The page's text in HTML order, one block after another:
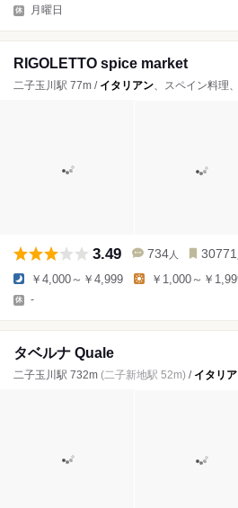
月曜日
RIGOLETTO spice market
二子玉川駅 77m / イタリアン、スペイン料理
3.49 734 人 30771
￥4,000～￥4,999 ￥1,000～￥
-
タベルナ Quale
二子玉川駅 732m (二子新地駅 52m) / イタリ